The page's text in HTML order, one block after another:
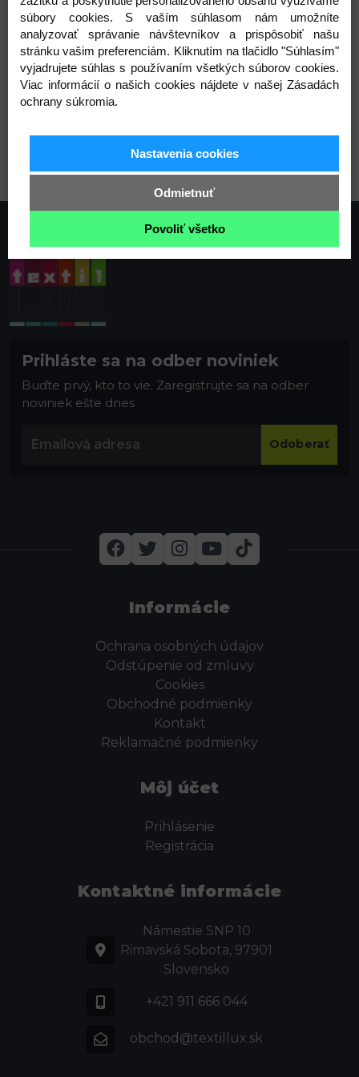
Hmotnosť: 0,25 g
Varianty
nikel
Prihláste sa na odber noviniek
Buďte prvý, kto to vie. Zaregistrujte sa na odber
noviniek ešte dnes
Odoberať
Informácie
Ochrana osobných údajov
Odstúpenie od zmluvy
Cookies
Obchodné podmienky
Kontakt
Reklamačné podmienky
Môj účet
Prihlásenie
Registrácia
Kontaktné informácie
Námestie SNP 10
Rimavská Sobota, 97901
Slovensko
+421 911 666 044
obchod@textillux.sk
súbory cookies. S vaším súhlasom nám umožníte
analyzovať správanie návštevníkov a prispôsobiť našu
stránku vašim preferenciám. Kliknutím na tlačidlo "Súhlasím"
vyjadrujete súhlas s používaním všetkých súborov cookies.
Viac informácií o našich cookies nájdete v našej Zásadách
ochrany súkromia.
Nastavenia cookies
Odmietnuť
Povoliť všetko